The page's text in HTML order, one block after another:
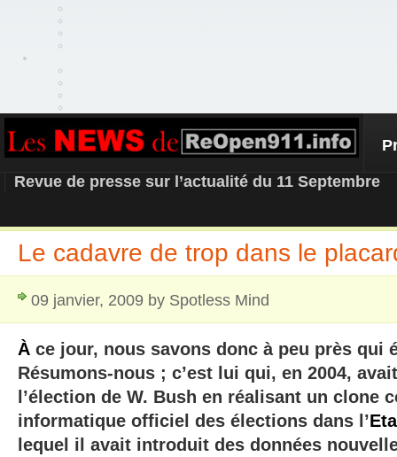
REOPEN911 – NEWS
Revue de presse sur l’actualité du 11 Septembre
Le cadavre de trop dans le
09 janvier, 2009 by Spotless Mind
À ce jour, nous savons donc à peu près qui
Résumons-nous ; c’est lui qui, en 2004,
l’élection de W. Bush en réalisant un clone
informatique officiel des élections dans l’
lequel il avait introduit des données